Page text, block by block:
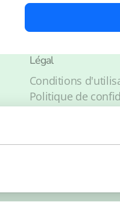
Légal
Conditions
Politique de